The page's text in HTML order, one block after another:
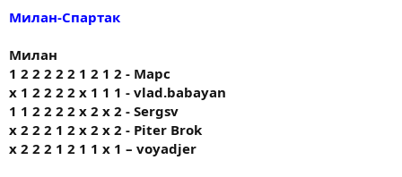
Милан-Спартак
Милан
1 2 2 2 2 2 1 2 1 2 - Марс
х 1 2 2 2 2 х 1 1 1 - vlad.babayan
1 1 2 2 2 2 х 2 х 2 - Sergsv
х 2 2 2 1 2 х 2 х 2 - Piter Brok
х 2 2 2 1 2 1 1 х 1 – voyadjer